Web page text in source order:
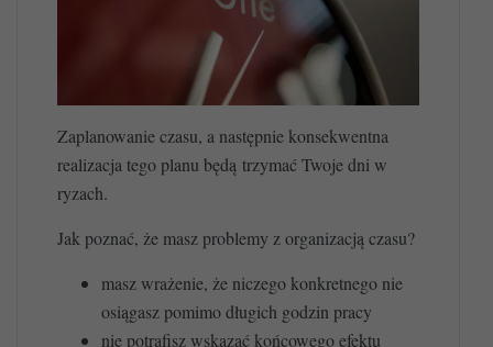
Zaplanowanie czasu, a następnie konsekwentna
realizacja tego planu będą trzymać Twoje dni w
ryzach.
Jak poznać, że masz problemy z organizacją czasu?
masz wrażenie, że niczego konkretnego nie
osiągasz pomimo długich godzin pracy
nie potrafisz wskazać końcowego efektu